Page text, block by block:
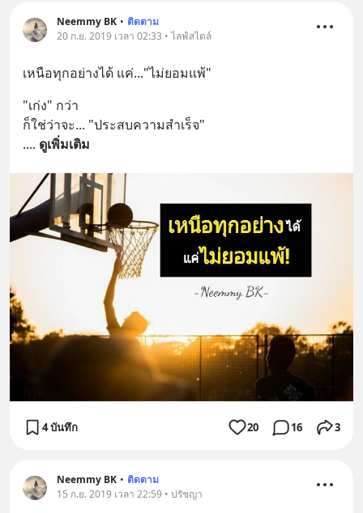
Neemmy BK • ติดตาม
20 ก.ย. 2019 เวลา 02:33 • ไลฟ์สไตล์
เหนือทุกอย่างได้ แค่..."ไม่ยอมแพ้"
"เก่ง" กว่า
ก็ใช่ว่าจะ... "ประสบความสำเร็จ"
.... ดูเพิ่มเติม
4 บันทึก 20 16 3
Neemmy BK • ติดตาม
15 ก.ย. 2019 เวลา 22:59 • ปรัชญา